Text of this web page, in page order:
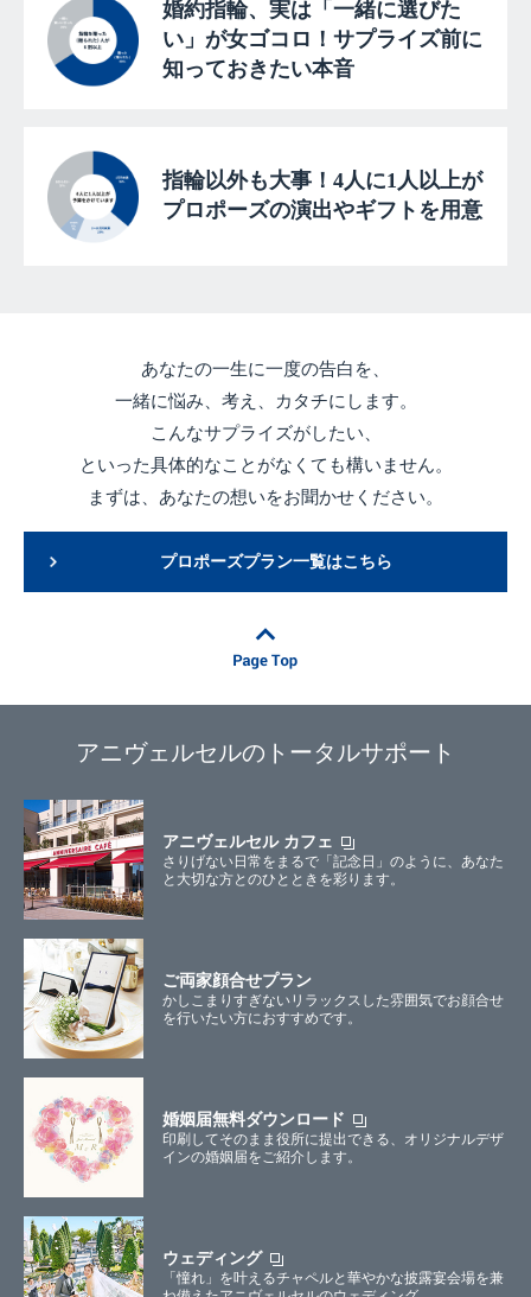
婚約指輪、実は「一緒に選びた
い」が女ゴコロ！サプライズ前に
知っておきたい本音
指輪以外も大事！4人に1人以上が
プロポーズの演出やギフトを用意
あなたの一生に一度の告白を、
一緒に悩み、考え、カタチにします。
こんなサプライズがしたい、
といった具体的なことがなくても構いません。
まずは、あなたの想いをお聞かせください。
プロポーズプラン一覧はこちら
アニヴェルセルのトータルサポート
アニヴェルセル カフェ
さりげない日常をまるで「記念日」のように、あなた
と大切な方とのひとときを彩ります。
ご両家顔合せプラン
かしこまりすぎないリラックスした雰囲気でお顔合せ
を行いたい方におすすめです。
婚姻届無料ダウンロード
印刷してそのまま役所に提出できる、オリジナルデザ
インの婚姻届をご紹介します。
ウェディング
「憧れ」を叶えるチャペルと華やかな披露宴会場を兼